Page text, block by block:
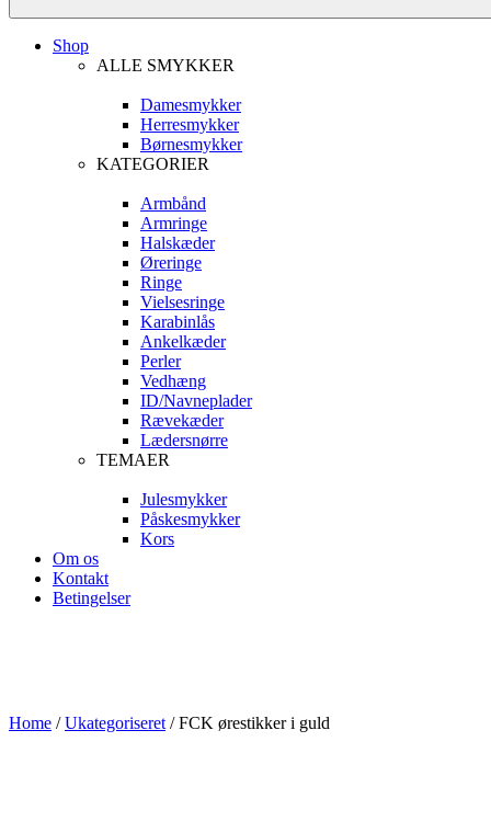
Shop
ALLE SMYKKER
Damesmykker
Herresmykker
Børnesmykker
KATEGORIER
Armbånd
Armringe
Halskæder
Øreringe
Ringe
Vielsesringe
Karabinlås
Ankelkæder
Perler
Vedhæng
ID/Navneplader
Rævekæder
Lædersnørre
TEMAER
Julesmykker
Påskesmykker
Kors
Om os
Kontakt
Betingelser
Home /Ukategoriseret / FCK ørestikker i guld